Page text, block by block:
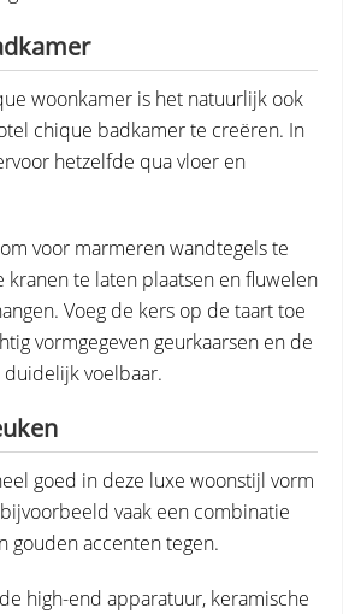
woonkamer is het natuurlijk ook
chique badkamer te creëren. In
hetzelfde qua vloer en
voor marmeren wandtegels te
kranen te laten plaatsen en fluwelen
Voeg de kers op de taart toe
vormgegeven geurkaarsen en de
voelbaar.
goed in deze luxe woonstijl vorm
vaak een combinatie
gouden accenten tegen.
high-end apparatuur, keramische